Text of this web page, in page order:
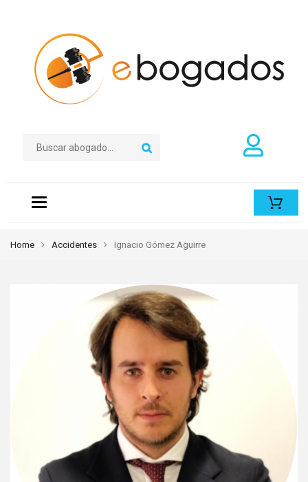
Toggle
navigation
Home Accidentes Ignacio Gómez Aguirre